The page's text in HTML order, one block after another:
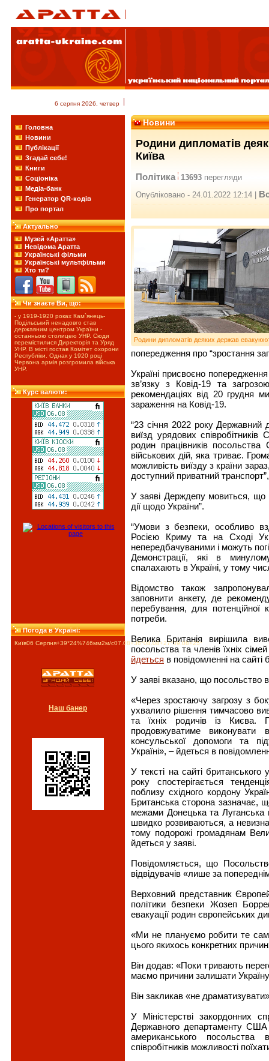
6 серпня 2026, четвер
Головна
Новини
Публікації
Згадай себе!
Книги
Соціоніка
Медіа-банк
Генератор QR-кодів
Про портал
Актуально
Музей «Аратта»
Невідома Аратта
Українські фільми
Українські мультфільми
Хто ти?
Чи знаєте Ви, що:
- у 1919-1920 роках Кам`янець-
Подільський ненадовго став
державним центром України -
останньою столицею УНР. Сюди
перемістилися Директорія та Уряд
УНР. В місті постав Комітет охорони
Республіки. Однак у 1920 році
Червона армія розгромила війська
УНР.
Курс валюти:
Погода в Україні:
Київ06 Серпня+39°24%746мм2м/c07.08+36°08.08+27°09.08+25°
Наш банер
Новини
Родини дипломатів
Київа
Політика 13693 перегляди
Опубліковано - 24.01.2022 12:14 |
Родини дипломатів деяких держав
попередження про “зростання
Україні присвоєно
зв’язку з Ковід-19 та
рекомендаціях від 20 грудня
зараження на Ковід-19.
“23 січня 2022 року Державний
виїзд урядових
родин працівників
військових дій, яка триває.
можливість виїзду з країни
доступний приватний
У заяві Держдепу мовиться, що
дії щодо України”.
“Умови з безпеки, особливо
Росією Криму та на Сході
непередбачуваними і можуть
Демонстрації, які в
спалахають в Україні, у тому
Відомство також
заповнити анкету, де
перебування, для потенційної
потреби.
Велика Британія вирішила
посольства та членів їхніх
йдеться в повідомленні на сайті
У заяві вказано, що посольство
«Через зростаючу загрозу з
ухвалило рішення тимчасово
та їхніх родичів із Києва.
продовжуватиме
консульської допомоги та
Україні», – йдеться в
У тексті на сайті
року спостерігається
поблизу східного кордону
Британська сторона зазначає,
межами Донецька та Луганська
швидко розвиваються, а
тому подорожі громадянам
йдеться у заяві.
Повідомляється, що
відвідувачів «лише за
Верховний представник
політики безпеки Жозеп
евакуації родин європейських
«Ми не плануємо робити те
цього якихось конкретних
Він додав: «Поки тривають
маємо причини залишати
Він закликав «не
У Міністерстві закордонних
Державного департаменту США
американського
співробітників можливості